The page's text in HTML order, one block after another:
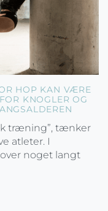
HOP KAN VÆRE
KNOGLER OG
træning”, tænker
atleter. I
noget langt